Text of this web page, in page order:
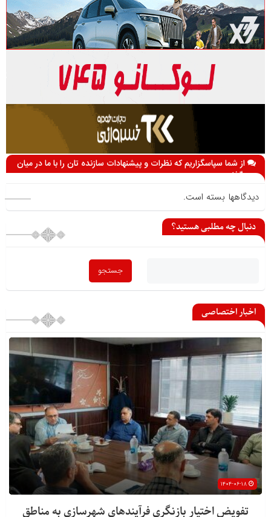
از شما سپاسگزاریم که نظرات و پیشنهادات سازنده تان را با ما در میان
می گذارید
دیدگاهها بسته است.
دنبال چه مطلبی هستید؟
اخبار اختصاصی
تفویض اختیار بازنگری فرآیندهای شهرسازی به مناطق